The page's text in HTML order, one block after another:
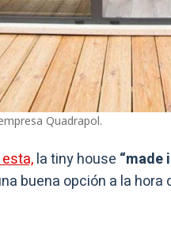
Quadrapol.
la tiny house “made
buena opción a la hora